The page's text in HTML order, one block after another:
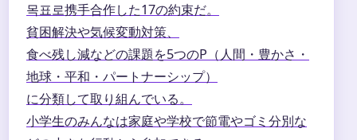
목표로携手合作した17の約束だ。
貧困解決や気候変動対策、
食べ残し減などの課題を5つのP（人間・豊かさ・
地球・平和・パートナーシップ）
に分類して取り組んでいる。
小学生のみんなは家庭や学校で節電やゴミ分別な